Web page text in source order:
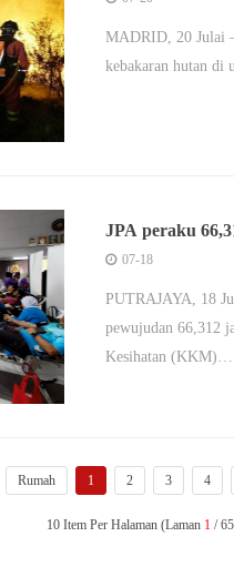
MADRID, 20 Julai
kebakaran hutan di
JPA peraku
KKM
07-18
PUTRAJAYA, 18
pewujudan 66,312
Kesihatan (KKM)…
Rumah 1 2 3 4
10 Item Per Halaman (Laman 1 /